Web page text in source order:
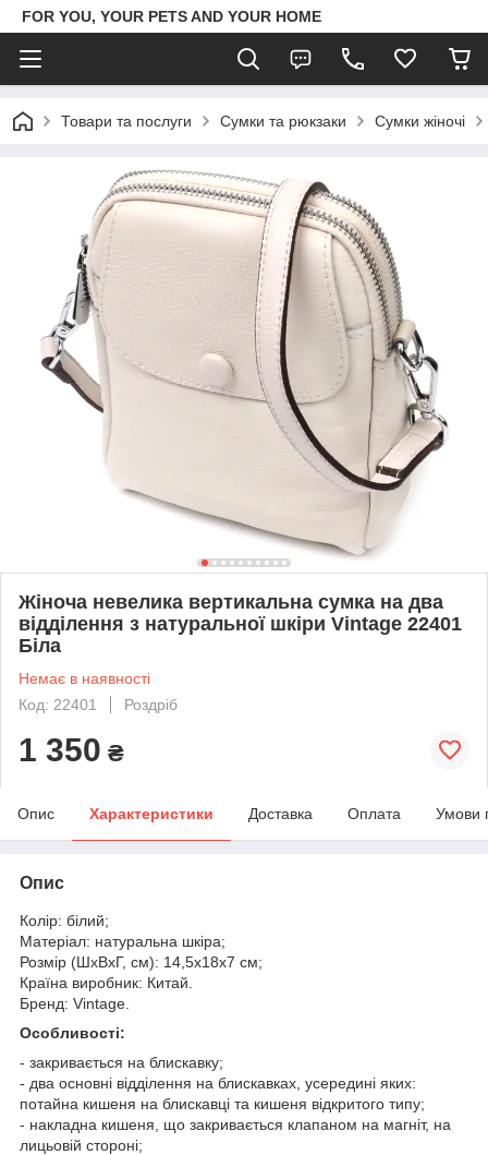
FOR YOU, YOUR PETS AND YOUR HOME
Товари та послуги Сумки та рюкзаки Сумки жіночі
Жіноча невелика вертикальна сумка на два
відділення з натуральної шкіри Vintage 22401
Біла
Немає в наявності
Код: 22401
Роздріб
1 350 ₴
Опис Характеристики Доставка Оплата Умови
Опис
Колір: білий;
Матеріал: натуральна шкіра;
Розмір (ШхВхГ, см): 14,5х18х7 см;
Країна виробник: Китай.
Бренд: Vintage.
Особливості:
- закривається на блискавку;
- два основні відділення на блискавках, усередині яких:
потайна кишеня на блискавці та кишеня відкритого типу;
- накладна кишеня, що закривається клапаном на магніт, на
лицьовій стороні;